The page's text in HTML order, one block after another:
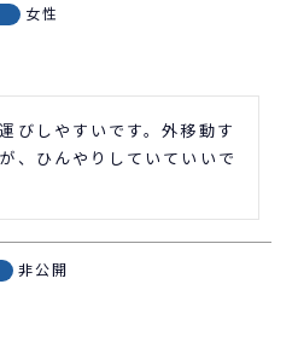
女性
びしやすいです。外移動す
、ひんやりしていていいで
非公開